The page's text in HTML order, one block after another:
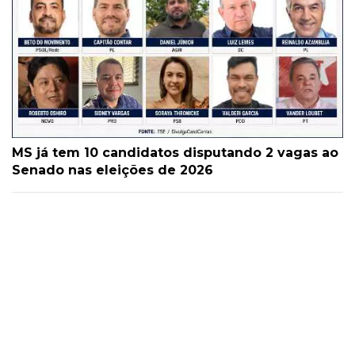
MS já tem 10 candidatos disputando 2 vagas ao
Senado nas eleições de 2026